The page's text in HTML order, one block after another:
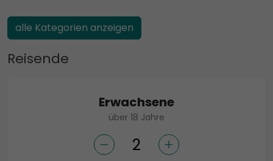
alle Kategorien anzeigen
Reisende
Erwachsene
über 18 Jahre